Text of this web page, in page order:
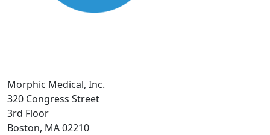
Morphic Medical, Inc.
320 Congress Street
3rd Floor
Boston, MA 02210